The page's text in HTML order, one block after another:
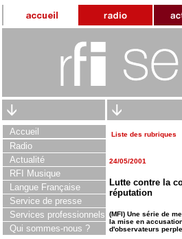
Accueil
Radio
Actualité
RFI Musique
Langue Française
Service de presse
Services professionnels
Qui sommes-nous ?
Liste des rubriques
24/05/2001
Lutte contre la
réputation
(MFI) Une série de
la mise en
d'observateurs